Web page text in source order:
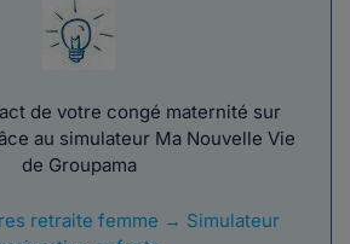
de votre congé maternité sur
au simulateur Ma Nouvelle Vie
de Groupama
retraite femme → Simulateur